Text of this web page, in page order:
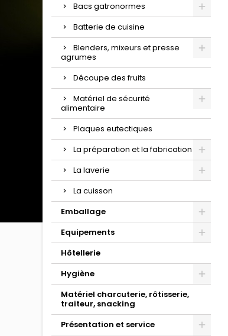
Bacs gatronormes
Batterie de cuisine
Blenders, mixeurs et presse
agrumes
Découpe des fruits
Matériel de sécurité
alimentaire
Plaques eutectiques
La préparation et la fabrication
La laverie
La cuisson
Emballage
Equipements
Hôtellerie
Hygiène
Matériel charcuterie, rôtisserie,
traiteur, snacking
Présentation et service